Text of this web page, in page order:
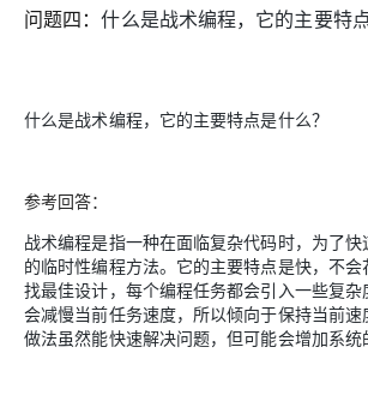
问题四：什么是战术编程，它的主要特
什么是战术编程，它的主要特点是什么？
参考回答：
战术编程是指一种在面临复杂代码时，为了
的临时性编程方法。它的主要特点是快，不
找最佳设计，每个编程任务都会引入一些复
会减慢当前任务速度，所以倾向于保持当前
做法虽然能快速解决问题，但可能会增加系统